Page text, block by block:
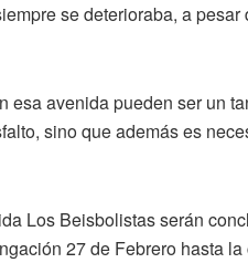
se deterioraba, a
avenida pueden ser un
sino que además es
Los Beisbolistas serán
27 de Febrero hasta